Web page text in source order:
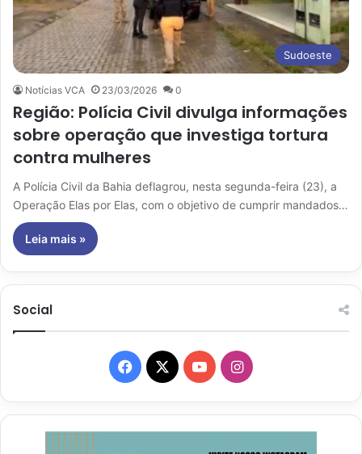
Sudoeste
Notícias VCA 23/03/2026 0
Região: Polícia Civil divulga informações
sobre operação que investiga tortura
contra mulheres
A Polícia Civil da Bahia deflagrou, nesta segunda-feira (23), a
Operação Elas por Elas, com o objetivo de cumprir mandados…
Leia mais »
Social
Facebook
X YouTubeInstagram